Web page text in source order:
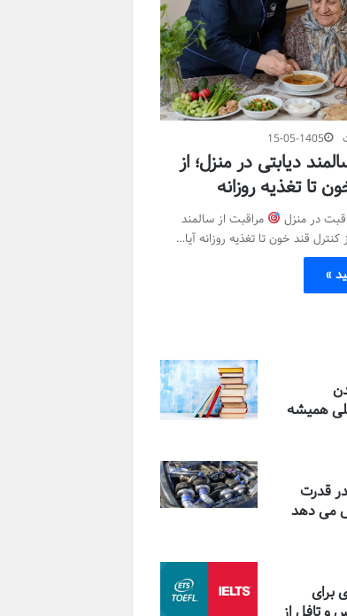
15-05-1405
دیابتی در منزل؛ از
تا تغذیه روزانه
در منزل
مراقبت از سالمند
کنترل قند خون تا تغذیه روزانه آیا…
»
همیشه
قدرت
می دهد
برای